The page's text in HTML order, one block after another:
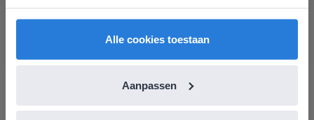
Alle cookies toestaan
Aanpassen
Les 11
Groep 8, Blok 10, Week 2, Les 6
English
Nederland